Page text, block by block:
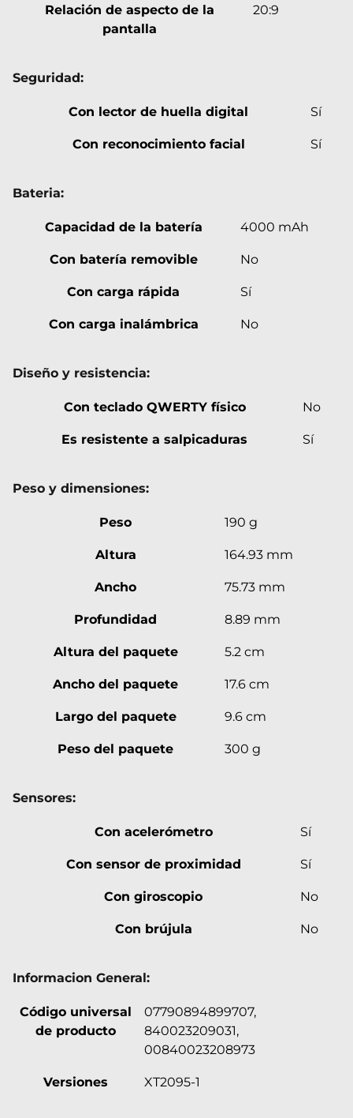
Relación de aspecto de la
pantalla
20:9
Seguridad:
Con lector de huella digital Sí
Con reconocimiento facial Sí
Bateria:
Capacidad de la batería 4000 mAh
Con batería removible No
Con carga rápida Sí
Con carga inalámbrica No
Diseño y resistencia:
Con teclado QWERTY físico No
Es resistente a salpicaduras Sí
Peso y dimensiones:
Peso 190 g
Altura 164.93 mm
Ancho 75.73 mm
Profundidad 8.89 mm
Altura del paquete 5.2 cm
Ancho del paquete 17.6 cm
Largo del paquete 9.6 cm
Peso del paquete 300 g
Sensores:
Con acelerómetro Sí
Con sensor de proximidad Sí
Con giroscopio No
Con brújula No
Informacion General:
Código universal
de producto
07790894899707,
840023209031,
00840023208973
Versiones XT2095-1